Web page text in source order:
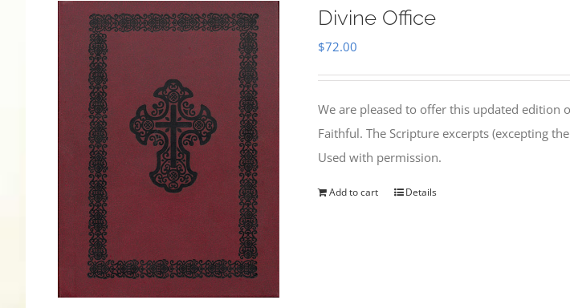
Divine Office
$72.00
We are pleased to offer this updated edition
Faithful. The Scripture excerpts (excepting
Used with permission.
Add to cart Details